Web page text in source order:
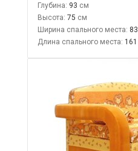
Глубина: 93
Высота: 75
Ширина спального места: 83
Длина спального места: 161